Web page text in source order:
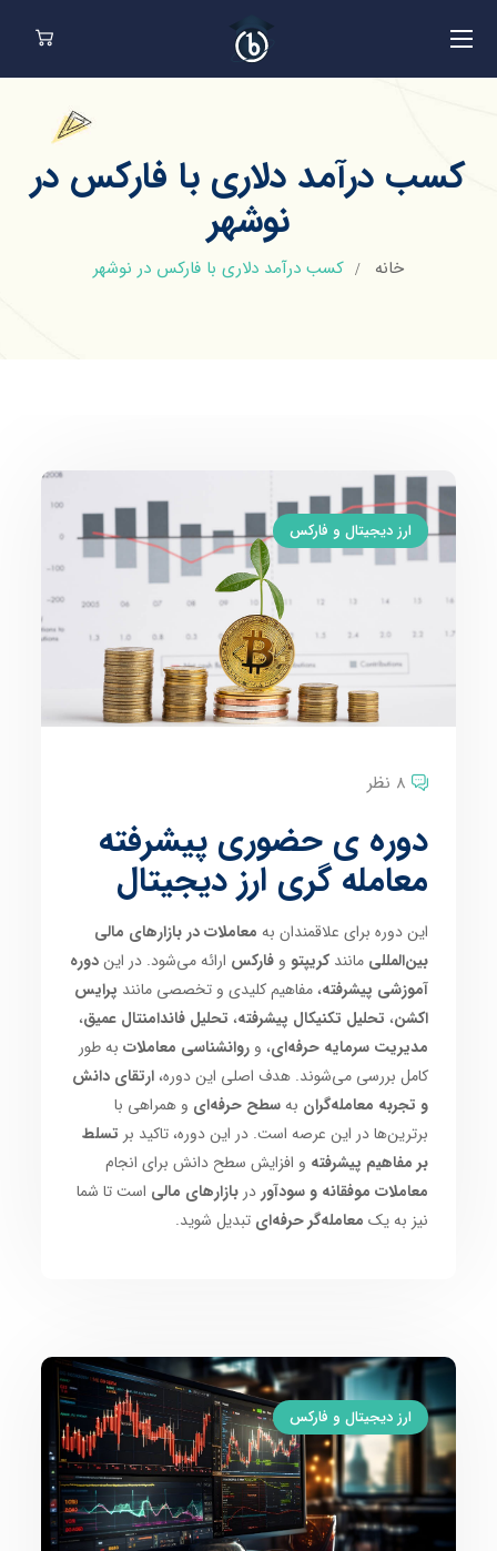
کسب درآمد دلاری با فارکس در
نوشهر
خانه کسب درآمد دلاری با فارکس در نوشهر
ارز دیجیتال و فارکس
8 نظر
دوره ی حضوری پیشرفته
معامله گری ارز دیجیتال
این دوره برای علاقمندان به معاملات در بازارهای مالی
بین‌المللی مانندکریپتو وفارکس ارائه می‌شود. در ایندوره
آموزشی پیشرفته، مفاهیم کلیدی و تخصصی مانند پرایس
اکشن، تحلیل تکنیکال پیشرفته، تحلیل فاندامنتال عمیق،
مدیریت سرمایه حرفه‌ای، وروانشناسی معاملات به طور
کامل بررسی می‌شوند. هدف اصلی این دوره،ارتقای دانش
و تجربه معامله‌گران بهسطح حرفه‌ای و همراهی با
برترین‌ها در این عرصه است. در این دوره، تاکید بر تسلط
بر مفاهیم پیشرفته و افزایش سطح دانش برای انجام
معاملات موفقانه و سودآور دربازارهای مالی است تا شما
نیز به یک معامله‌گر حرفه‌ای تبدیل شوید.
ارز دیجیتال و فارکس